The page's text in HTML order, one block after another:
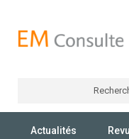
Actualités